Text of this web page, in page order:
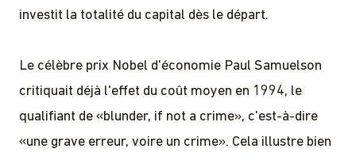
investit la totalité du capital dès le départ.
Le célèbre prix Nobel d'économie Paul Samuelson
critiquait déjà l'effet du coût moyen en 1994, le
qualifiant de «blunder, if not a crime», c'est-à-dire
«une grave erreur, voire un crime». Cela illustre bien